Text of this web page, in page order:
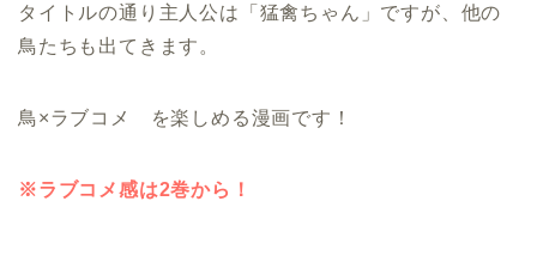
タイトルの通り主人公は「猛禽ちゃん」ですが、他の
鳥たちも出てきます。
鳥×ラブコメ を楽しめる漫画です！
※ラブコメ感は2巻から！